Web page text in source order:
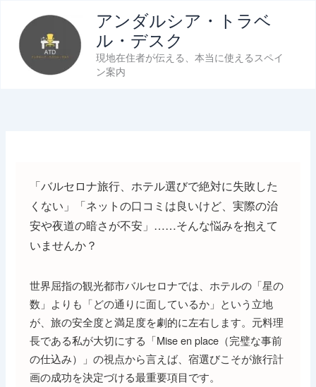
アンダルシア・トラベ
ル・デスク
現地在住者が伝える、本当に使えるスペイ
ン案内
「バルセロナ旅行、ホテル選びで絶対に失敗した
くない」「ネットの口コミは良いけど、実際の治
安や夜道の暗さが不安」……そんな悩みを抱えて
いませんか？
世界屈指の観光都市バルセロナでは、ホテルの「星の
数」よりも「どの通りに面しているか」という立地
が、旅の安全度と満足度を劇的に左右します。元料理
長である私が大切にする「Mise en place（完璧な事前
の仕込み）」の視点から言えば、宿選びこそが旅行計
画の成功を決定づける最重要項目です。